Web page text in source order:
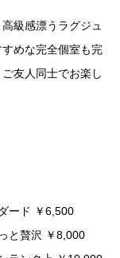
級感漂うラグジュ
めな完全個室も完
友人同士でお楽し
ード ￥6,500
と贅沢 ￥8,000